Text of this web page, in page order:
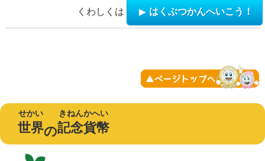
くわしくは はくぶつかんへいこう！
世界
せかい
の記念貨幣
きねんかへい